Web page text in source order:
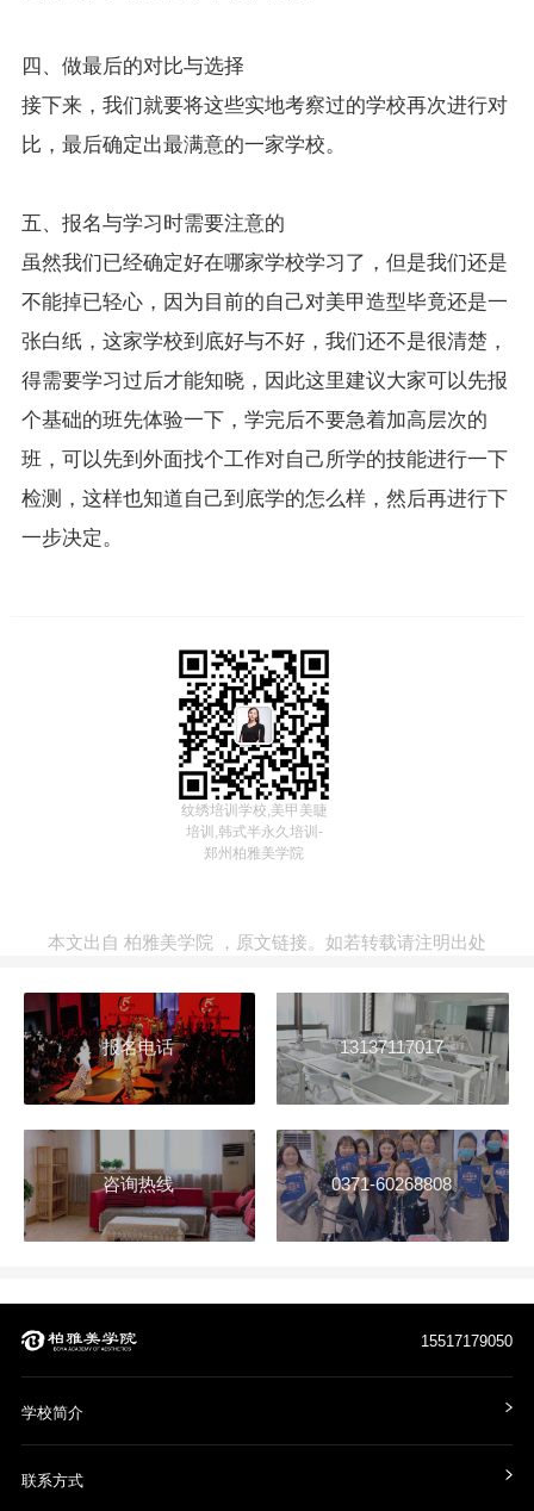
四、做最后的对比与选择
接下来，我们就要将这些实地考察过的学校再次进行对
比，最后确定出最满意的一家学校。
五、报名与学习时需要注意的
虽然我们已经确定好在哪家学校学习了，但是我们还是
不能掉已轻心，因为目前的自己对美甲造型毕竟还是一
张白纸，这家学校到底好与不好，我们还不是很清楚，
得需要学习过后才能知晓，因此这里建议大家可以先报
个基础的班先体验一下，学完后不要急着加高层次的
班，可以先到外面找个工作对自己所学的技能进行一下
检测，这样也知道自己到底学的怎么样，然后再进行下
一步决定。
纹绣培训学校,美甲美睫
培训,韩式半永久培训-
郑州柏雅美学院
本文出自 柏雅美学院 ， 原文链接。如若转载请注明出处
报名电话 13137117017
咨询热线 0371-60268808
15517179050
学校简介
联系方式